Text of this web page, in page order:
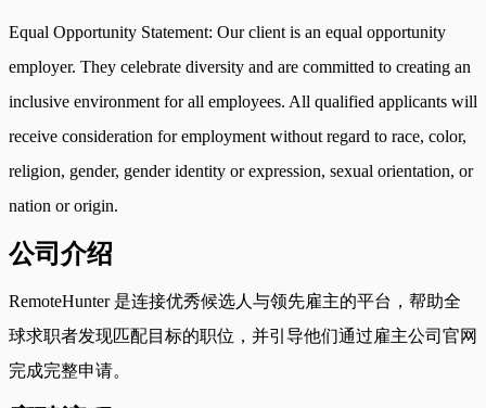
Equal Opportunity Statement: Our client is an equal opportunity
employer. They celebrate diversity and are committed to creating an
inclusive environment for all employees. All qualified applicants will
receive consideration for employment without regard to race, color,
religion, gender, gender identity or expression, sexual orientation, or
nation or origin.
公司介绍
RemoteHunter 是连接优秀候选人与领先雇主的平台，帮助全
球求职者发现匹配目标的职位，并引导他们通过雇主公司官网
完成完整申请。